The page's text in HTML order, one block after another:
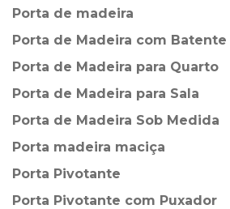
Porta de madeira
Porta de Madeira com Batente
Porta de Madeira para Quarto
Porta de Madeira para Sala
Porta de Madeira Sob Medida
Porta madeira maciça
Porta Pivotante
Porta Pivotante com Puxador